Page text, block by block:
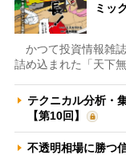
ミッ
かつて投資情報雑
詰め込まれた「天下
テクニカル分析・
【第10回】
不透明相場に勝つ